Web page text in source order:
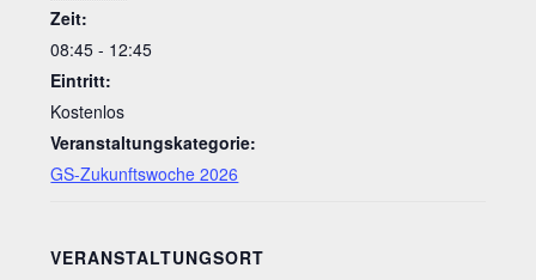
Zeit:
08:45 - 12:45
Eintritt:
Kostenlos
Veranstaltungskategorie:
GS-Zukunftswoche 2026
VERANSTALTUNGSORT